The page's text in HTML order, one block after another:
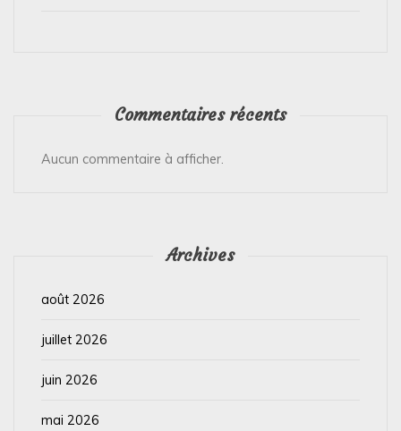
Commentaires récents
Aucun commentaire à afficher.
Archives
août 2026
juillet 2026
juin 2026
mai 2026